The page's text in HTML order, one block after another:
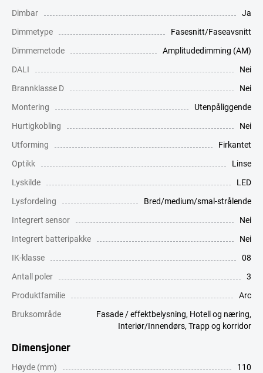
Dimbar
Ja
Dimmetype
Fasesnitt/Faseavsnitt
Dimmemetode
Amplitudedimming (AM)
DALI
Nei
Brannklasse D
Nei
Montering
Utenpåliggende
Hurtigkobling
Nei
Utforming
Firkantet
Optikk
Linse
Lyskilde
LED
Lysfordeling
Bred/medium/smal-strålende
Integrert sensor
Nei
Integrert batteripakke
Nei
IK-klasse
08
Antall poler
3
Produktfamilie
Arc
Bruksområde
Fasade / effektbelysning, Hotell og næring,
Interiør/Innendørs, Trapp og korridor
Dimensjoner
Høyde (mm)
110